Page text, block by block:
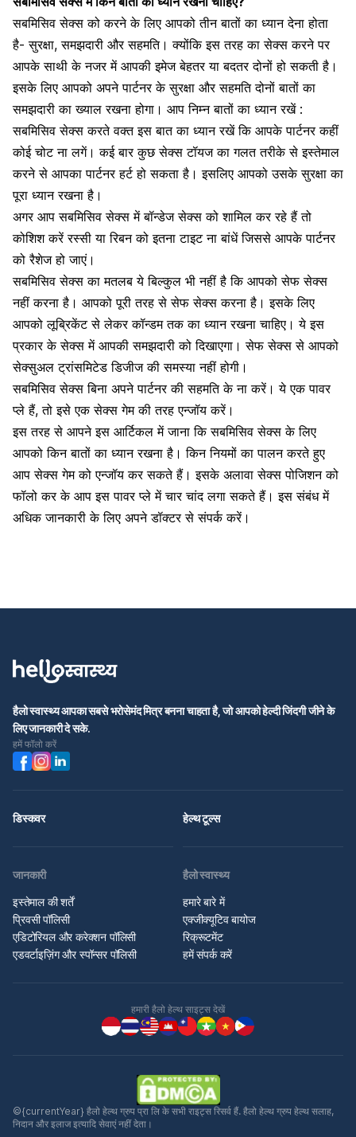
सबमिसिव सेक्स को करने के लिए आपको तीन बातों का ध्यान देना होता
है-सुरक्षा, समझदारी और सहमति। क्योंकि इस तरह का सेक्स करने पर
आपके साथी के नजर में आपकी इमेज बेहतर या बदतर दोनों हो सकती है।
इसके लिए आपको अपने पार्टनर के सुरक्षा और सहमति दोनों बातों का
समझदारी का ख्याल रखना होगा। आप निम्न बातों का ध्यान रखें :
सबमिसिव सेक्स करते वक्त इस बात का ध्यान रखें कि आपके पार्टनर कहीं
कोई चोट ना लगें। कई बार कुछ सेक्स टॉयज का गलत तरीके से इस्तेमाल
करने से आपका पार्टनर हर्ट हो सकता है। इसलिए आपको उसके सुरक्षा का
पूरा ध्यान रखना है।
अगर आप सबमिसिव सेक्स में बॉन्डेज सेक्स को शामिल कर रहे हैं तो
कोशिश करें रस्सी या रिबन को इतना टाइट ना बांधें जिससे आपके पार्टनर
को रैशेजहो जाएं।
सबमिसिव सेक्स का मतलब ये बिल्कुल भी नहीं है कि आपकोसेफ सेक्स
नहीं करना है। आपको पूरी तरह से सेफ सेक्स करना है। इसके लिए
आपकोलूब्रिकेंटसे लेकर कॉन्डम तक का ध्यान रखना चाहिए। ये इस
प्रकार के सेक्स में आपकी समझदारी को दिखाएगा। सेफ सेक्स से आपको
सेक्सुअल ट्रांसमिटेड डिजीजकी समस्या नहीं होगी।
सबमिसिव सेक्स बिना अपने पार्टनर की सहमति के ना करें। ये एक पावर
प्ले हैं, तो इसे एक सेक्स गेम की तरह एन्जॉय करें।
इस तरह से आपने इस आर्टिकल में जाना कि सबमिसिव सेक्स के लिए
आपको किन बातों का ध्यान रखना है। किन नियमों का पालन करते हुए
आप सेक्स गेम को एन्जॉय कर सकते हैं। इसके अलावा सेक्स पोजिशन को
फॉलो कर के आप इस पावर प्ले में चार चांद लगा सकते हैं। इस संबंध में
अधिक जानकारी के लिए अपने डॉक्टर से संपर्क करें।
हैलो स्वास्थ्य आपका सबसे भरोसेमंद मित्र बनना चाहता है, जो आपको हेल्दी जिंदगी जीने के
लिए जानकारी दे सके.
हमें फॉलो करें
डिस्कवर हेल्थ टूल्स
जानकारी
इस्तेमाल की शर्तें
प्रिवसी पॉलिसी
एडिटोरियल और करेक्शन पॉलिसी
एडवर्टाइज़िंग और स्पॉन्सर पॉलिसी
हैलो स्वास्थ्य
हमारे बारे में
एक्जीक्यूटिव बायोज
रिक्रूटमेंट
हमें संपर्क करें
हमारी हैलो हेल्थ साइट्स देखें
©{currentYear} हैलो हेल्थ ग्रुप प्रा लि के सभी राइट्स रिसर्व हैं. हैलो हेल्थ ग्रुप हेल्थ सलाह,
निदान और इलाज इत्यादि सेवाएं नहीं देता।